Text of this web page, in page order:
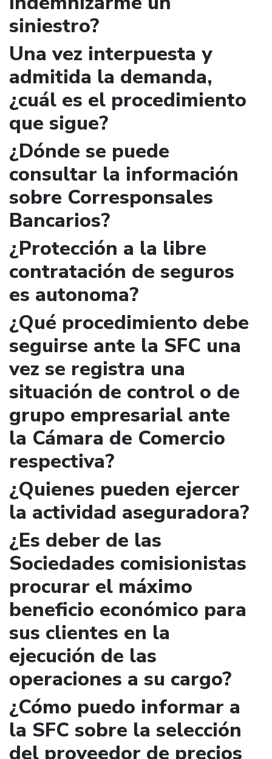
siniestro?
Una vez interpuesta y
admitida la demanda,
¿cuál es el procedimiento
que sigue?
¿Dónde se puede
consultar la información
sobre Corresponsales
Bancarios?
¿Protección a la libre
contratación de seguros
es autonoma?
¿Qué procedimiento debe
seguirse ante la SFC una
vez se registra una
situación de control o de
grupo empresarial ante
la Cámara de Comercio
respectiva?
¿Quienes pueden ejercer
la actividad aseguradora?
¿Es deber de las
Sociedades comisionistas
procurar el máximo
beneficio económico para
sus clientes en la
ejecución de las
operaciones a su cargo?
¿Cómo puedo informar a
la SFC sobre la selección
del proveedor de precios